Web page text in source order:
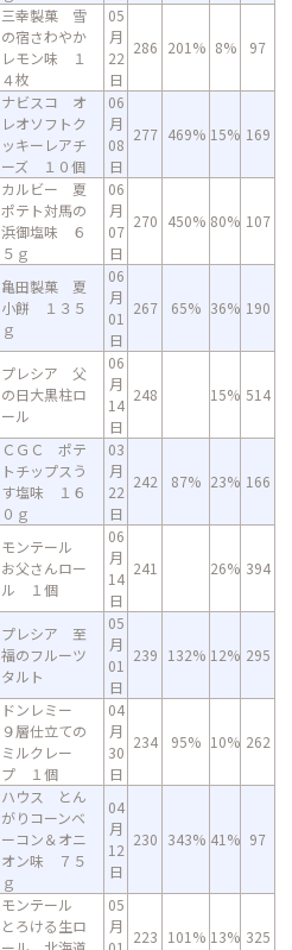
三幸製菓 雪
の宿さわやか
レモン味 １
４枚
05
月
22
日
286 201% 8% 97
ナビスコ オ
レオソフトク
ッキーレアチ
ーズ １０個
06
月
08
日
277 469% 15% 169
カルビー 夏
ポテト対馬の
浜御塩味 ６
５ｇ
06
月
07
日
270 450% 80% 107
亀田製菓 夏
小餅 １３５
ｇ
06
月
01
日
267 65% 36% 190
プレシア 父
の日大黒柱ロ
ール
06
月
14
日
248 15% 514
ＣＧＣ ポテ
トチップスう
す塩味 １６
０ｇ
03
月
22
日
242 87% 23% 166
モンテール
お父さんロー
ル １個
06
月
14
日
241 26% 394
プレシア 至
福のフルーツ
タルト
05
月
01
日
239 132% 12% 295
ドンレミー
９層仕立ての
ミルクレー
プ １個
04
月
30
日
234 95% 10% 262
ハウス とん
がりコーンベ
ーコン＆オニ
オン味 ７５
ｇ
04
月
12
日
230 343% 41% 97
モンテール
とろける生ロ
05
月
223 101% 13% 325